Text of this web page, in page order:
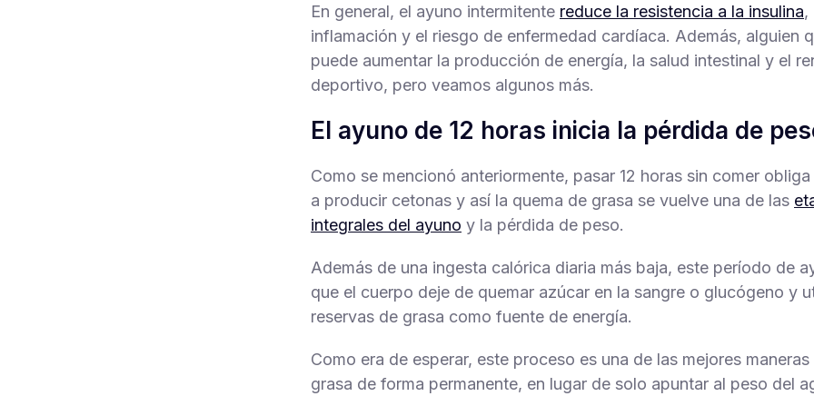
En general, el ayuno intermitente reduce la resistencia a la insulina,
inflamación y el riesgo de enfermedad cardíaca. Además, alguien
puede aumentar la producción de energía, la salud intestinal y el
deportivo, pero veamos algunos más.
El ayuno de 12 horas inicia la pérdida de
Como se mencionó anteriormente, pasar 12 horas sin comer
a producir cetonas y así la quema de grasa se vuelve una de las
integrales del ayuno y la pérdida de peso.
Además de una ingesta calórica diaria más baja, este período de
que el cuerpo deje de quemar azúcar en la sangre o glucógeno y
reservas de grasa como fuente de energía.
Como era de esperar, este proceso es una de las mejores
grasa de forma permanente, en lugar de solo apuntar al peso del